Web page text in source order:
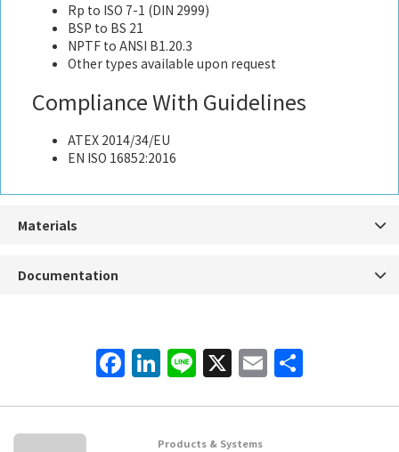
Rp to ISO 7-1 (DIN 2999)
BSP to BS 21
NPTF to ANSI B1.20.3
Other types available upon request
Compliance With Guidelines
ATEX 2014/34/EU
EN ISO 16852:2016
Materials
Documentation
Facebook
LinkedIn
Line
X Email
Products & Systems